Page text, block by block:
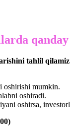
tahlil
oshirishi mumkin.
oshiradi.
oshirsa,